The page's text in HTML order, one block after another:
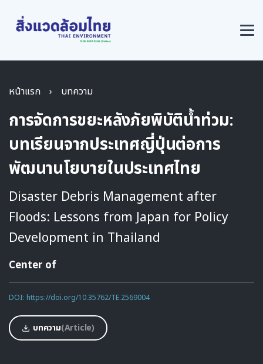
หน้าแรก › บทความ
การจัดการขยะหลังภัยพิบัติน้ำท่วม:
บทเรียนจากประเทศญี่ปุ่นต่อการ
พัฒนานโยบายในประเทศไทย
Disaster Debris Management after
Floods: Lessons from Japan for Policy
Development in Thailand
Center of
DOI: https://doi.org/10.35762/TE.2569004
บทความ(Article)